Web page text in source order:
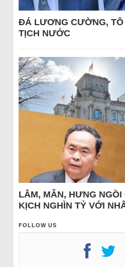
ĐÁ LƯƠNG CƯỜNG,
TỊCH NƯỚC
LÂM, MẪN, HƯNG NGỒI
KỊCH NGHÌN TỶ VỚI
FOLLOW US